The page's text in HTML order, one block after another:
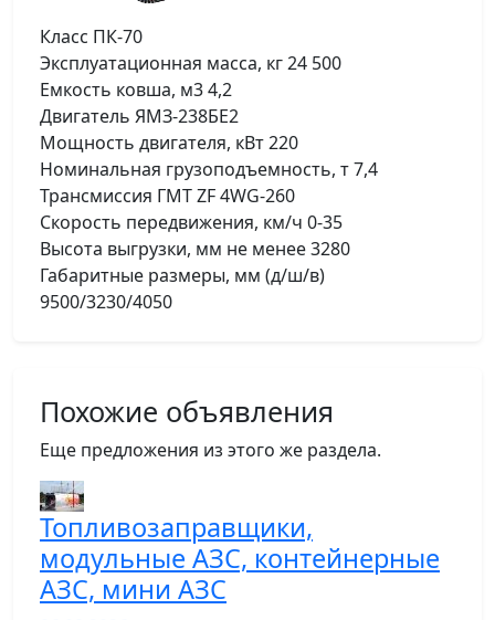
Класс ПК-70
Эксплуатационная масса, кг 24 500
Емкость ковша, м3 4,2
Двигатель ЯМЗ-238БЕ2
Мощность двигателя, кВт 220
Номинальная грузоподъемность, т 7,4
Трансмиссия ГМТ ZF 4WG-260
Скорость передвижения, км/ч 0-35
Высота выгрузки, мм не менее 3280
Габаритные размеры, мм (д/ш/в)
9500/3230/4050
Похожие объявления
Еще предложения из этого же раздела.
Топливозаправщики,
модульные АЗС, контейнерные
АЗС, мини АЗС